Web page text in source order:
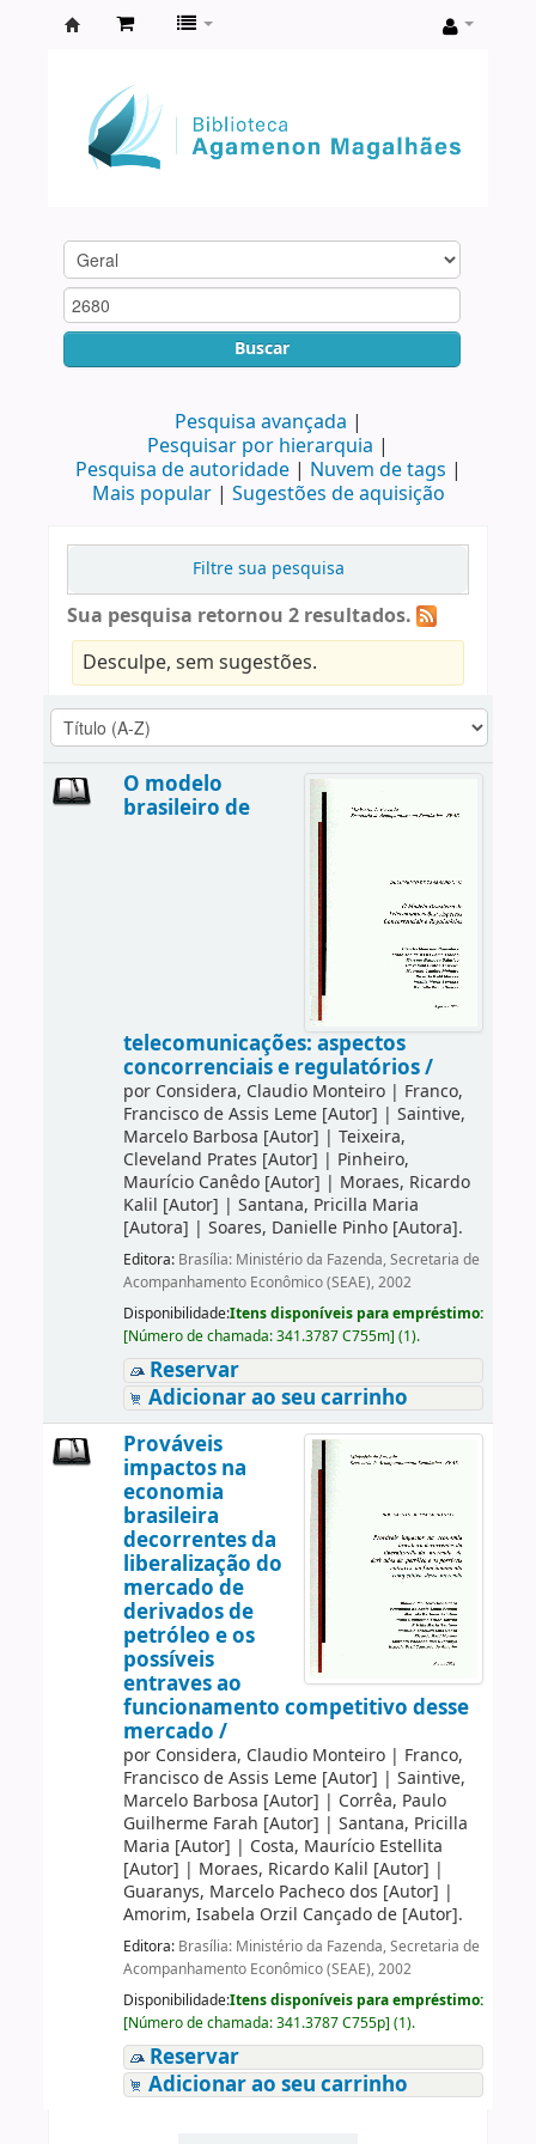
Agamenon
Magalhães
Buscar
Pesquisa avançada
Pesquisar por hierarquia
Pesquisa de autoridade
Nuvem de tags
Mais popular
Sugestões de aquisição
Filtre sua pesquisa
Sua pesquisa retornou 2 resultados.
Desculpe, sem sugestões.
O modelo
brasileiro de
telecomunicações: aspectos
concorrenciais e regulatórios /
por Considera, Claudio Monteiro| Franco,
Francisco de Assis Leme[Autor] | Saintive,
Marcelo Barbosa [Autor] | Teixeira,
Cleveland Prates [Autor] | Pinheiro,
Maurício Canêdo[Autor] | Moraes, Ricardo
Kalil [Autor] | Santana, Pricilla Maria
[Autora] | Soares, Danielle Pinho[Autora].
Editora: Brasília: Ministério da Fazenda, Secretaria de
Acompanhamento Econômico (SEAE), 2002
Disponibilidade:Itens disponíveis para empréstimo:
[Número de chamada:341.3787 C755m] (1).
Reservar
Adicionar ao seu carrinho
Prováveis
impactos na
economia
brasileira
decorrentes da
liberalização do
mercado de
derivados de
petróleo e os
possíveis
entraves ao
funcionamento competitivo desse
mercado /
por Considera, Claudio Monteiro| Franco,
Francisco de Assis Leme[Autor] | Saintive,
Marcelo Barbosa [Autor] | Corrêa, Paulo
Guilherme Farah [Autor] | Santana, Pricilla
Maria [Autor] | Costa, Maurício Estellita
[Autor] | Moraes, Ricardo Kalil [Autor] |
Guaranys, Marcelo Pacheco dos [Autor] |
Amorim, Isabela Orzil Cançado de[Autor].
Editora: Brasília: Ministério da Fazenda, Secretaria de
Acompanhamento Econômico (SEAE), 2002
Disponibilidade:Itens disponíveis para empréstimo:
[Número de chamada:341.3787 C755p] (1).
Reservar
Adicionar ao seu carrinho